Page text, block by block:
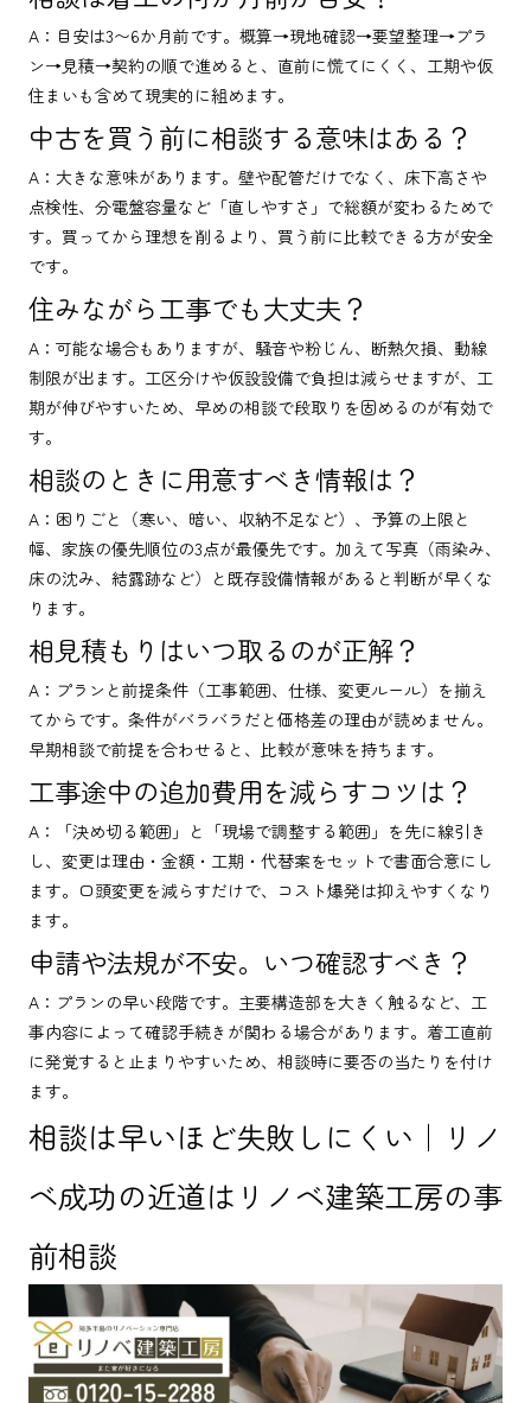
A：目安は3〜6か月前です。概算→現地確認→要望整理→プラ
ン→見積→契約の順で進めると、直前に慌てにくく、工期や仮
住まいも含めて現実的に組めます。
中古を買う前に相談する意味はある？
A：大きな意味があります。壁や配管だけでなく、床下高さや
点検性、分電盤容量など「直しやすさ」で総額が変わるためで
す。買ってから理想を削るより、買う前に比較できる方が安全
です。
住みながら工事でも大丈夫？
A：可能な場合もありますが、騒音や粉じん、断熱欠損、動線
制限が出ます。工区分けや仮設設備で負担は減らせますが、工
期が伸びやすいため、早めの相談で段取りを固めるのが有効で
す。
相談のときに用意すべき情報は？
A：困りごと（寒い、暗い、収納不足など）、予算の上限と
幅、家族の優先順位の3点が最優先です。加えて写真（雨染み、
床の沈み、結露跡など）と既存設備情報があると判断が早くな
ります。
相見積もりはいつ取るのが正解？
A：プランと前提条件（工事範囲、仕様、変更ルール）を揃え
てからです。条件がバラバラだと価格差の理由が読めません。
早期相談で前提を合わせると、比較が意味を持ちます。
工事途中の追加費用を減らすコツは？
A：「決め切る範囲」と「現場で調整する範囲」を先に線引き
し、変更は理由・金額・工期・代替案をセットで書面合意にし
ます。口頭変更を減らすだけで、コスト爆発は抑えやすくなり
ます。
申請や法規が不安。いつ確認すべき？
A：プランの早い段階です。主要構造部を大きく触るなど、工
事内容によって確認手続きが関わる場合があります。着工直前
に発覚すると止まりやすいため、相談時に要否の当たりを付け
ます。
相談は早いほど失敗しにくい｜リノ
ベ成功の近道はリノベ建築工房の事
前相談